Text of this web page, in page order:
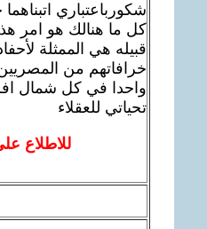
شكورباعتباري
قبيله هي الممثلة
خرافاتهم من
واحدا في كل شمال
تحياتي للعقلاء
للاطلاع